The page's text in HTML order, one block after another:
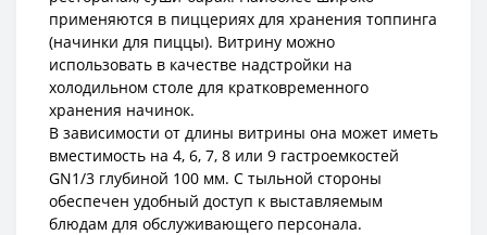
применяются в пиццериях для хранения топпинга
(начинки для пиццы). Витрину можно
использовать в качестве надстройки на
холодильном столе для кратковременного
хранения начинок.
В зависимости от длины витрины она может иметь
вместимость на 4, 6, 7, 8 или 9 гастроемкостей
GN1/3 глубиной 100 мм. С тыльной стороны
обеспечен удобный доступ к выставляемым
блюдам для обслуживающего персонала.